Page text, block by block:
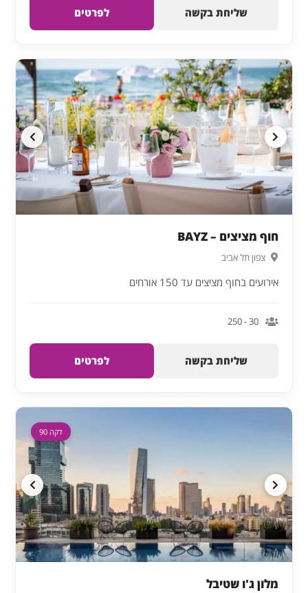
שליחת בקשה לפרטים
חוף מציצים – BAYZ
צפון תל אביב
אירועים בחוף מציצים עד 150 אורחים
30 - 250
שליחת בקשה לפרטים
דקה 90
מלון ג'ו שטיבל